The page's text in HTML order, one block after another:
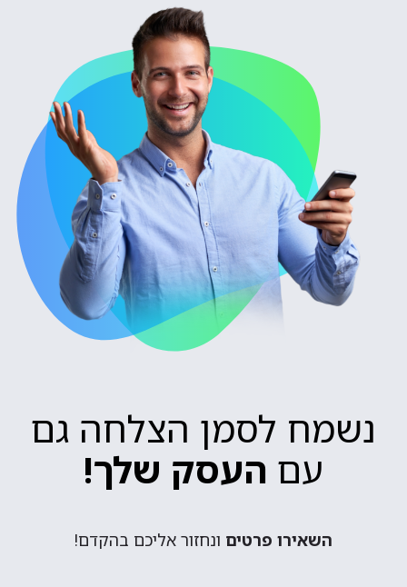
נשמח לסמן הצלחה גם
עם העסק שלך!
השאירו פרטים ונחזור אליכם בהקדם!